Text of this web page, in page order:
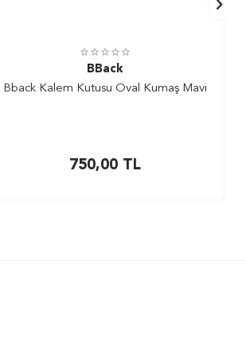
BBack
Bback Kalem Kutusu Oval Kumaş Mavi
750,00 TL